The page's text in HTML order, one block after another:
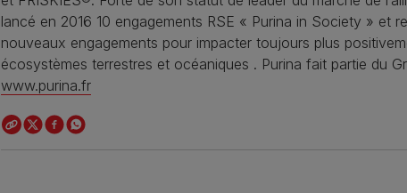
lancé en 2016 10 engagements RSE « Purina in Society » et
nouveaux engagements pour impacter toujours plus
écosystèmes terrestres et océaniques . Purina fait partie du
www.purina.fr